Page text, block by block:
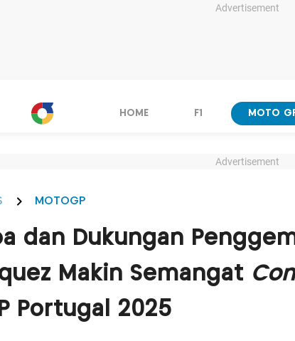
Advertisement
HOME F1 MOTO
Advertisement
MOTOGP
dan Dukungan
Makin Semangat
Portugal 2025